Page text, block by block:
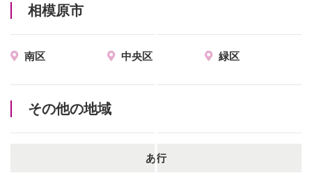
相模原市
南区 中央区 緑区
その他の地域
あ行